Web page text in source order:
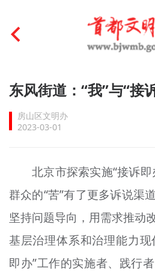
首页
文明创建
文明培育
未成年人思想道德建设
榜样人物
身边好人
东风街道：“我”与“接
房山区文明办
2023-03-01
北京市探索实施“接诉
群众的“苦”有了更多诉说渠
坚持问题导向，用需求推动
基层治理体系和治理能力现
即办”工作的实施者、践行